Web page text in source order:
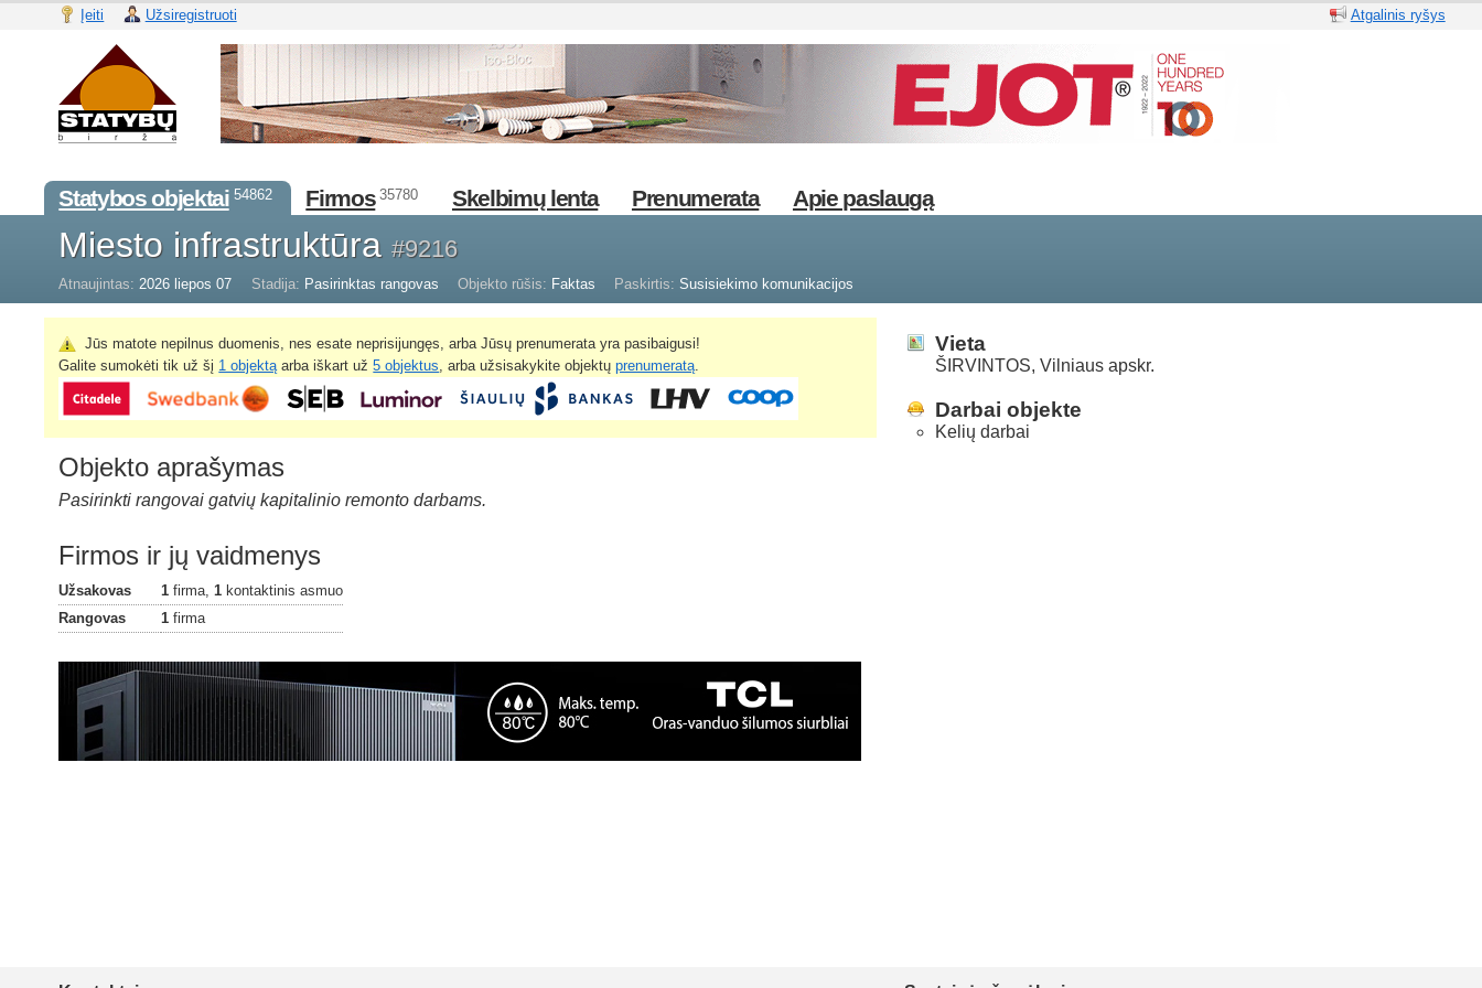
Įeiti Užsiregistruoti Atgalinis ryšys
Statybos objektai 54862 Firmos 35780 Skelbimų lenta Prenumerata Apie paslaugą
Miesto infrastruktūra#9216
Atnaujintas: 2026 liepos 07 Stadija: Pasirinktas rangovas Objekto rūšis: Faktas Paskirtis: Susisiekimo komunikacijos
Jūs matote nepilnus duomenis, nes esate neprisijungęs, arba Jūsų prenumerata yra pasibaigusi!
Galite sumokėti tik už šį 1 objektą arba iškart už5 objektus , arba užsisakykite objektųprenumeratą
Objekto aprašymas
Pasirinkti rangovai gatvių kapitalinio remonto darbams.
Firmos ir jų vaidmenys
Užsakovas 1 firma, 1 kontaktinis asmuo
Rangovas
1 firma
Vieta
ŠIRVINTOS, Vilniaus apskr.
Darbai objekte
Kelių darbai